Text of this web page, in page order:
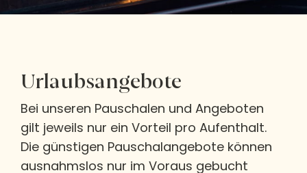
Urlaubsangebote
Bei unseren Pauschalen und Angeboten
gilt jeweils nur ein Vorteil pro Aufenthalt.
Die günstigen Pauschalangebote können
ausnahmslos nur im Voraus gebucht